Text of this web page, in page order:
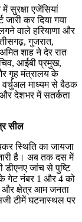
सुरक्षा एजेंसियां
कर दिया गया
वाले हरियाणा और
गुजरात,
शाह ने देर रात
आईबी प्रमुख,
गृह मंत्रालय के
वर्चुअल माध्यम से बैठक
देशभर में सतर्कता
सील
स्थिति का जायजा
है। अब तक दस में
जांच से पुष्टि
के गेट नंबर 1 और 4 को
और क्षेत्र आम जनता
टीमें घटनास्थल पर